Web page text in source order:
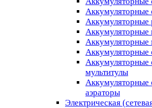
Аккумуляторные
Аккумуляторные
Аккумуляторные
Аккумуляторные
Аккумуляторные
Аккумуляторные
мультитулы
Аккумуляторные
аэраторы
Электрическая